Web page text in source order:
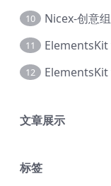
10 Nicex-创意
11 ElementsKit
12 ElementsKit
文章展示
标签